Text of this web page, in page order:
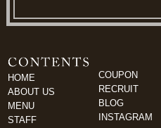
HOME
ABOUT US
MENU
STAFF
COUPON
RECRUIT
BLOG
INSTAGRAM